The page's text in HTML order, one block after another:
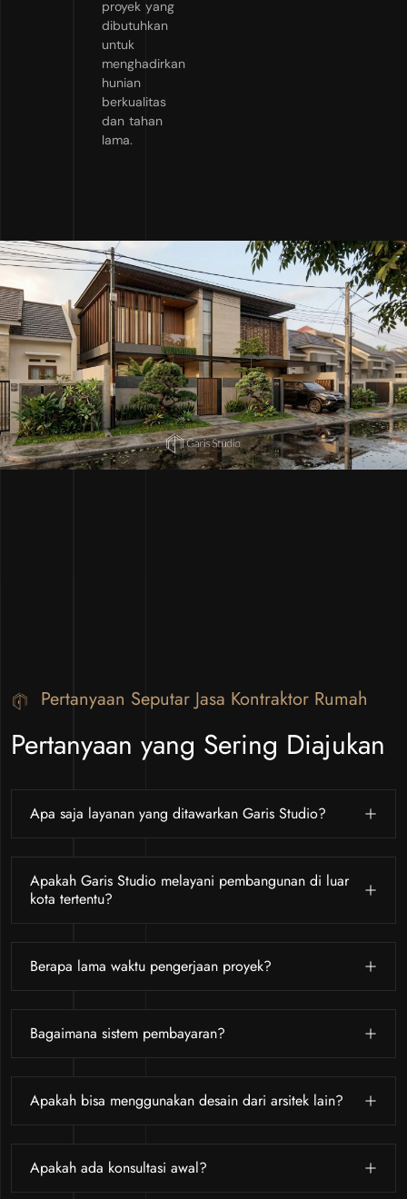
proyek yang
dibutuhkan
untuk
menghadirkan
hunian
berkualitas
dan tahan
lama.
Pertanyaan Seputar Jasa Kontraktor Rumah
Pertanyaan yang Sering Diajukan
Apa saja layanan yang ditawarkan Garis Studio?
Apakah Garis Studio melayani pembangunan di luar
kota tertentu?
Berapa lama waktu pengerjaan proyek?
Bagaimana sistem pembayaran?
Apakah bisa menggunakan desain dari arsitek lain?
Apakah ada konsultasi awal?